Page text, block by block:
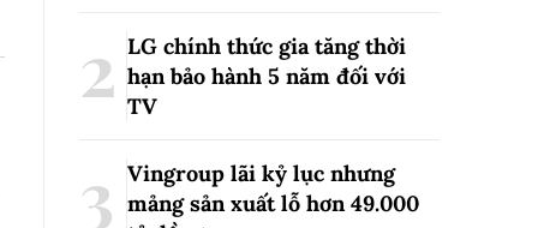
LG chính thức gia tăng thời
hạn bảo hành 5 năm đối với
TV
Vingroup lãi kỷ lục nhưng
mảng sản xuất lỗ hơn 49.000